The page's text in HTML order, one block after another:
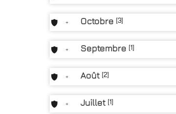
+ Octobre [3]
+ Septembre [1]
+ Août [2]
+ Juillet [1]